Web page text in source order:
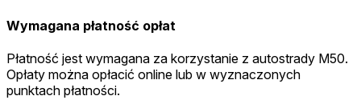
Wymagana płatność opłat
Płatność jest wymagana za korzystanie z autostrady M50.
Opłaty można opłacić online lub w wyznaczonych
punktach płatności.